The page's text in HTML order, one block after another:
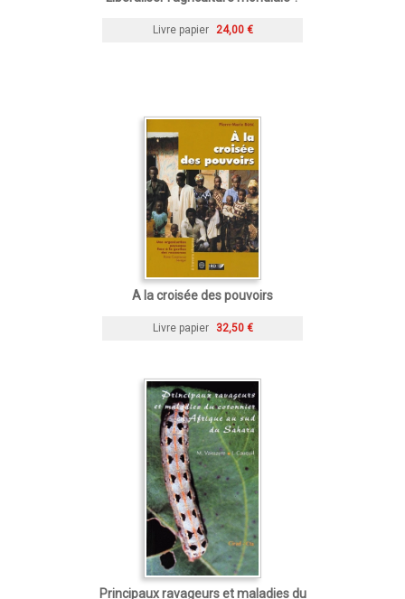
Livre papier 24,00 €
A la croisée des pouvoirs
Livre papier 32,50 €
Principaux ravageurs et maladies du